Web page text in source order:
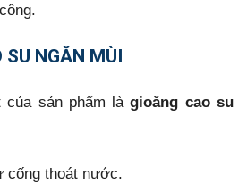
SU NGĂN MÙI
của sản phẩm làgioăng cao su
cống thoát nước.